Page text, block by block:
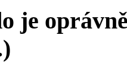
je